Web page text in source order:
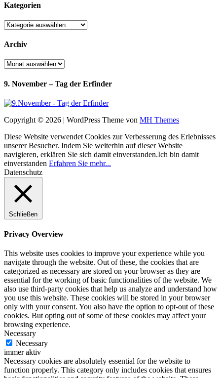
Kategorien
Kategorien
Archiv
Archiv
9. November – Tag der Erfinder
Copyright © 2026 | WordPress Theme von MH Themes
Diese Website verwendet Cookies zur Verbesserung des Erlebnisses
unserer Besucher. Indem Sie weiterhin auf dieser Website
navigieren, erklären Sie sich damit einverstanden.Ich bin damit
einverstanden Erfahren Sie mehr...
Datenschutz
Schließen
Privacy Overview
This website uses cookies to improve your experience while you
navigate through the website. Out of these, the cookies that are
categorized as necessary are stored on your browser as they are
essential for the working of basic functionalities of the website. We
also use third-party cookies that help us analyze and understand how
you use this website. These cookies will be stored in your browser
only with your consent. You also have the option to opt-out of these
cookies. But opting out of some of these cookies may affect your
browsing experience.
Necessary
Necessary
immer aktiv
Necessary cookies are absolutely essential for the website to
function properly. This category only includes cookies that ensures